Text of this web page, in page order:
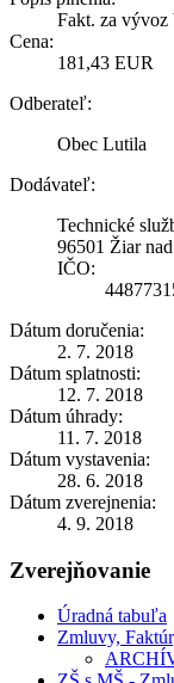
Fakt. za
Cena:
181,43 EUR
Odberateľ:
Obec Lutila
Dodávateľ:
Technické
96501 Žiar
IČO:
Dátum doručenia:
2. 7. 2018
Dátum splatnosti:
12. 7. 2018
Dátum úhrady:
11. 7. 2018
Dátum vystavenia:
28. 6. 2018
Dátum zverejnenia:
4. 9. 2018
Zverejňovanie
Úradná tabuľa
Zmluvy,